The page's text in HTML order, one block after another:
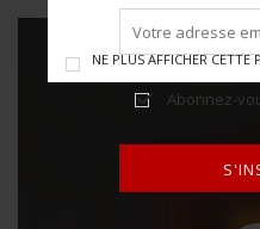
Abonnez-
NE PLUS AFFICHER CETTE